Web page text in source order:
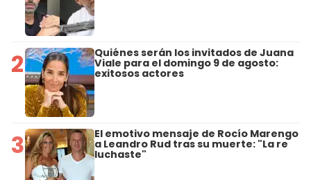
2 Quiénes serán los invitados de Juana
Viale para el domingo 9 de agosto:
exitosos actores
3 El emotivo mensaje de Rocío Marengo
a Leandro Rud tras su muerte: "La re
luchaste"